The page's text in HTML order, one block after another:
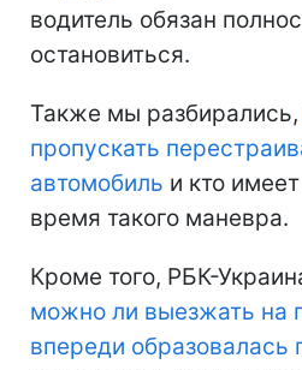
водитель обязан
остановиться.
Также мы разбирались,
пропускать
автомобиль и кто
время такого маневра.
Кроме того, РБК-
можно ли выезжать на
впереди образовалась